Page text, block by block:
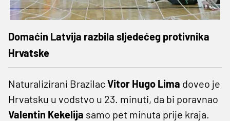
Domaćin Latvija razbila sljedećeg protivnika
Hrvatske
Naturalizirani BrazilacVitor Hugo Lima doveo je
Hrvatsku u vodstvo u 23. minuti, da bi poravnao
Valentin Kekelija samo pet minuta prije kraja.